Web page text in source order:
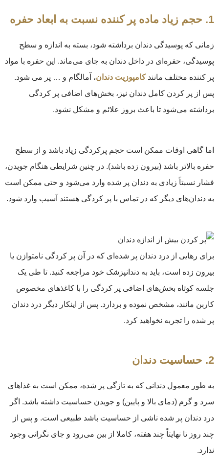
1. حجم زیاد ماده پر کننده نسبت به ابعاد حفره
زمانی که پوسیدگی دندان برداشته شود، بسته به اندازه و سطح
پوسیدگی، حفره‌ای در داخل دندان به جای می‌ماند. این حفره با مواد
پر کننده مختلف مانندکامپوزیت دندان، آمالگام و … پر می شود.
پس از پر کردن کامل دندان نیز، بخش‌های اضافی پر کردگی
برداشته می‌شود تا باعث بروز علائم و مشکل نشود.
اما گاهی اوقات ممکن است حجم پرکردگی زیاد باشد و از سطح
حفره بالاتر باشد (بیرون زده باشد). در چنین شرایطی هنگام جویدن،
فشار نسبتاً زیادی به دندان پر شده وارد می‌شود و حتی ممکن است
به دندان‌های دیگر که در تماس با پر کردگی هستند آسیب وارد شود.
برای رهایی از درد دندان پر شده‌ای که در آن پر کردگی نامتوازن یا
بیرون زده است، باید به دندانپزشک خود مراجعه کنید. تا طی یک
جلسه کوتاه بخش‌های اضافی پر کردگی را با کاغذهای مخصوص
کاربن مانند، مشخص نموده و بردارد. پس از اینکار دیگر درد دندان
پر شده را تجربه نخواهید کرد.
2. حساسیت دندان
به طور معمول دندانی که به تازگی پر شده، ممکن است به غذاهای
سرد و گرم (دمای بالا و پایین) و جویدن حساسیت داشته باشد. اگر
درد دندان پر شده ناشی از حساسیت باشد طبیعی است. و پس از
چند روز تا نهایتاً چند هفته، کاملا از بین می‌رود و جای نگرانی وجود
ندارد.